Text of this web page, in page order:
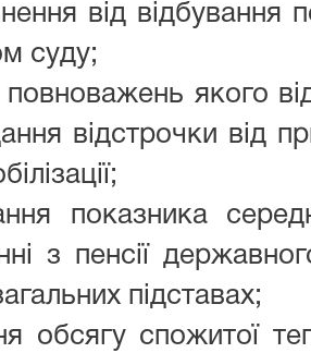
від
суду;
якого
відстрочки від
показника
з пенсії
підставах;
обсягу спожитої